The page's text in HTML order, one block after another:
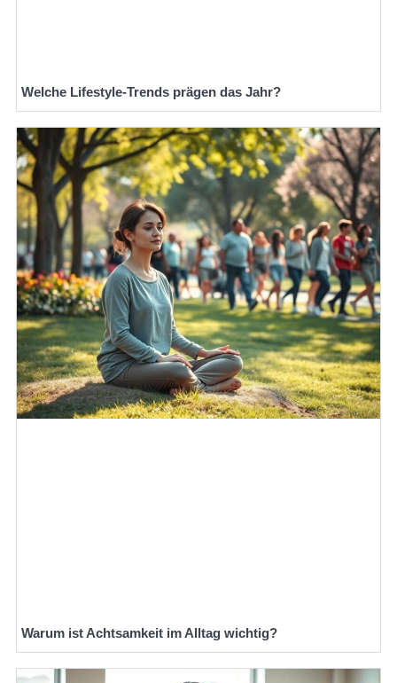
Welche Lifestyle-Trends prägen das Jahr?
Warum ist Achtsamkeit im Alltag wichtig?